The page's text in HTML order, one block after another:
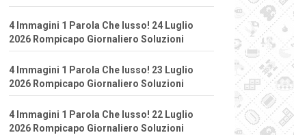
4 Immagini 1 Parola Che lusso! 24 Luglio
2026 Rompicapo Giornaliero Soluzioni
4 Immagini 1 Parola Che lusso! 23 Luglio
2026 Rompicapo Giornaliero Soluzioni
4 Immagini 1 Parola Che lusso! 22 Luglio
2026 Rompicapo Giornaliero Soluzioni